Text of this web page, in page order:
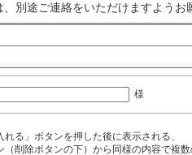
別途ご連絡をいただけますようお
様
る」ボタンを押した後に表示される、
削除ボタンの下）から同様の内容で複数